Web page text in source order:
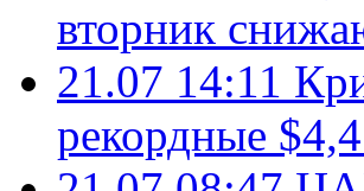
вторник
21.07 14:11
рекордные